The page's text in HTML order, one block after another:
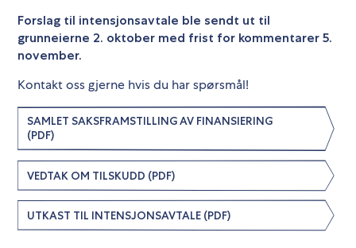
Forslag til intensjonsavtale ble sendt ut til
grunneierne 2. oktober med frist for kommentarer 5.
november.
Kontakt oss gjerne hvis du har spørsmål!
SAMLET SAKSFRAMSTILLING AV FINANSIERING
(PDF)
VEDTAK OM TILSKUDD (PDF)
UTKAST TIL INTENSJONSAVTALE (PDF)